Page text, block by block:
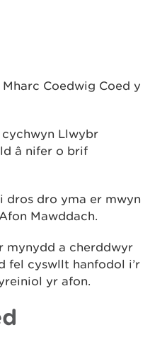
Coedwig Coed y
Llwybr
â nifer o brif
dros dro yma er mwyn
Mawddach.
mynydd a cherddwyr
fel cyswllt hanfodol i’r
yr afon.